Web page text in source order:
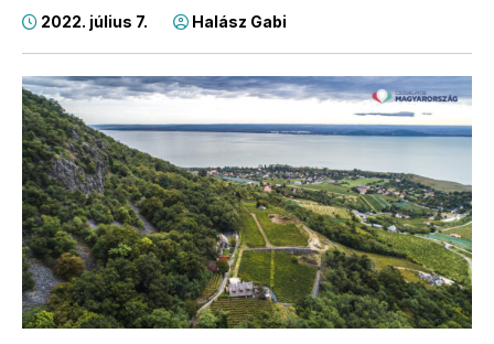
2022. július 7. Halász Gabi